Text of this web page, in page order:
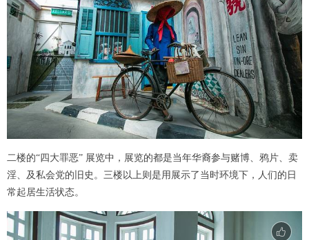
二楼的“四大罪恶” 展览中，展览的都是当年华裔参与赌博、鸦片、卖
淫、及私会党的旧史。三楼以上则是用展示了当时环境下，人们的日
常起居生活状态。